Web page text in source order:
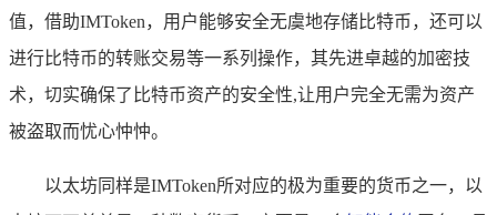
值，借助IMToken，用户能够安全无虞地存储比特币，还可以
进行比特币的转账交易等一系列操作，其先进卓越的加密技
术，切实确保了比特币资产的安全性,让用户完全无需为资产
被盗取而忧心忡忡。
以太坊同样是IMToken所对应的极为重要的货币之一，以